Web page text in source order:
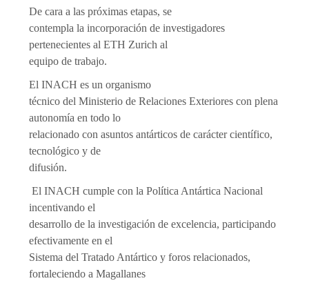
De cara a las próximas etapas, se
contempla la incorporación de investigadores
pertenecientes al ETH Zurich al
equipo de trabajo.
El INACH es un organismo
técnico del Ministerio de Relaciones Exteriores con plena
autonomía en todo lo
relacionado con asuntos antárticos de carácter científico,
tecnológico y de
difusión.
El INACH cumple con la Política Antártica Nacional
incentivando el
desarrollo de la investigación de excelencia, participando
efectivamente en el
Sistema del Tratado Antártico y foros relacionados,
fortaleciendo a Magallanes